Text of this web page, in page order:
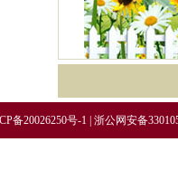
备20026250号-1 |浙公网安备